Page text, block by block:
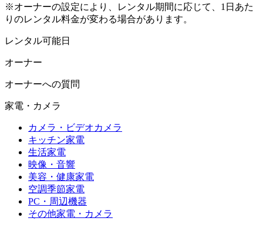
※オーナーの設定により、レンタル期間に応じて、1日あた
りのレンタル料金が変わる場合があります。
レンタル可能日
オーナー
オーナーへの質問
家電・カメラ
カメラ・ビデオカメラ
キッチン家電
生活家電
映像・音響
美容・健康家電
空調季節家電
PC・周辺機器
その他家電・カメラ